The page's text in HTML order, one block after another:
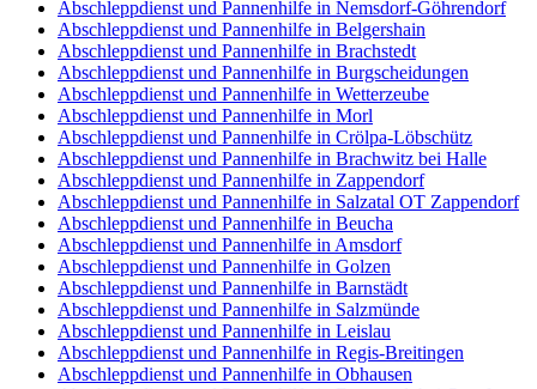
Abschleppdienst und Pannenhilfe in Nemsdorf-Göhrendorf
Abschleppdienst und Pannenhilfe in Belgershain
Abschleppdienst und Pannenhilfe in Brachstedt
Abschleppdienst und Pannenhilfe in Burgscheidungen
Abschleppdienst und Pannenhilfe in Wetterzeube
Abschleppdienst und Pannenhilfe in Morl
Abschleppdienst und Pannenhilfe in Crölpa-Löbschütz
Abschleppdienst und Pannenhilfe in Brachwitz bei Halle
Abschleppdienst und Pannenhilfe in Zappendorf
Abschleppdienst und Pannenhilfe in Salzatal OT Zappendorf
Abschleppdienst und Pannenhilfe in Beucha
Abschleppdienst und Pannenhilfe in Amsdorf
Abschleppdienst und Pannenhilfe in Golzen
Abschleppdienst und Pannenhilfe in Barnstädt
Abschleppdienst und Pannenhilfe in Salzmünde
Abschleppdienst und Pannenhilfe in Leislau
Abschleppdienst und Pannenhilfe in Regis-Breitingen
Abschleppdienst und Pannenhilfe in Obhausen